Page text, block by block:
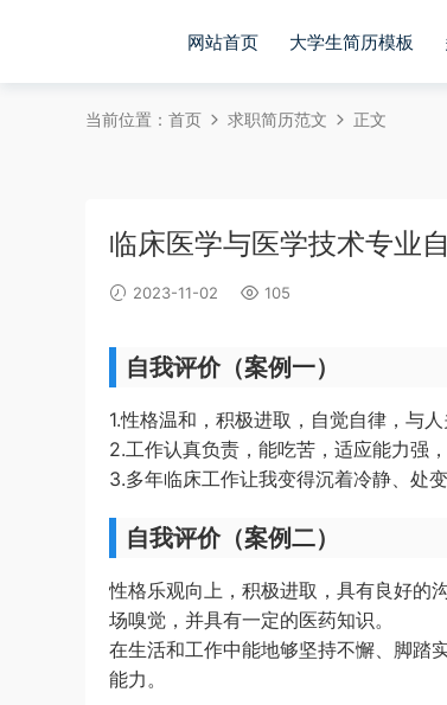
网站首页 大学生简历模板
当前位置： 首页 求职简历范文 正文
临床医学与医学技术专业
2023-11-02 105
自我评价（案例一）
1.性格温和，积极进取，自觉自律，与
2.工作认真负责，能吃苦，适应能力强
3.多年临床工作让我变得沉着冷静、处
自我评价（案例二）
性格乐观向上，积极进取，具有良好的
场嗅觉，并具有一定的医药知识。
在生活和工作中能地够坚持不懈、脚踏
能力。